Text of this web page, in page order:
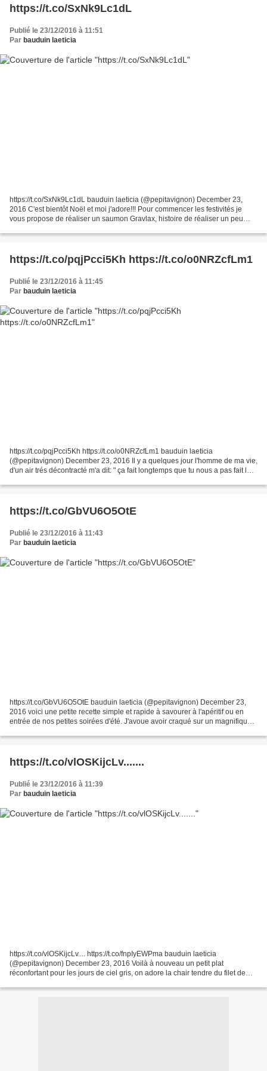
https://t.co/SxNk9Lc1dL
Publié le 23/12/2016 à 11:51
Par bauduin laeticia
https://t.co/SxNk9Lc1dL bauduin laeticia (@pepitavignon) December 23,
2016 C'est bientôt Noël et moi j'adore!!! Pour commencer les festivités je
vous propose de réaliser un saumon Gravlax, histoire de réaliser un peu
https://t.co/pqjPcci5Kh https://t.co/o0NRZcfLm1
Publié le 23/12/2016 à 11:45
Par bauduin laeticia
https://t.co/pqjPcci5Kh https://t.co/o0NRZcfLm1 bauduin laeticia
(@pepitavignon) December 23, 2016 Il y a quelques jour l'homme de ma vie,
d'un air trés décontracté m'a dit: " ça fait longtemps que tu nous a pas fait le
https://t.co/GbVU6O5OtE
Publié le 23/12/2016 à 11:43
Par bauduin laeticia
https://t.co/GbVU6O5OtE bauduin laeticia (@pepitavignon) December 23,
2016 voici une petite recette simple et rapide à savourer à l'apéritif ou en
entrée de nos petites soirées d'été. J'avoue avoir craqué sur un magnifique
https://t.co/vlOSKijcLv.......
Publié le 23/12/2016 à 11:39
Par bauduin laeticia
https://t.co/vlOSKijcLv.... https://t.co/fnpIyEWPma bauduin laeticia
(@pepitavignon) December 23, 2016 Voilà à nouveau un petit plat
réconfortant pour les jours de ciel gris, on adore la chair tendre du filet de